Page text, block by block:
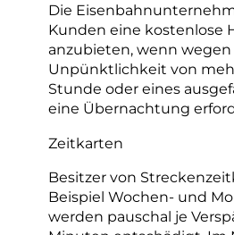
Die
Kunden eine kostenlose
anzubieten, wenn
Unpünktlichkeit von
Stunde oder eines
eine Übernachtung
Zeitkarten
Besitzer von
Beispiel Wochen- und
werden pauschal je